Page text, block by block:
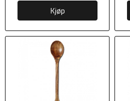
Kjøp